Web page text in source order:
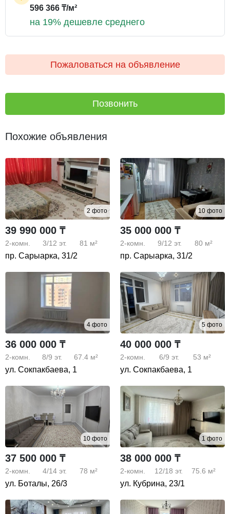
596 366 ₸/м²
на 19% дешевле среднего
Пожаловаться на объявление
Позвонить
Похожие объявления
2 фото
39 990 000 ₸
2-комн. 3/12 эт. 81 м²
пр. Сарыарка, 31/2
10 фото
35 000 000 ₸
2-комн. 9/12 эт. 80 м²
пр. Сарыарка, 31/2
4 фото
36 000 000 ₸
2-комн. 8/9 эт. 67.4 м²
ул. Сокпакбаева, 1
5 фото
40 000 000 ₸
2-комн. 6/9 эт. 53 м²
ул. Сокпакбаева, 1
10 фото
37 500 000 ₸
2-комн. 4/14 эт. 78 м²
ул. Боталы, 26/3
1 фото
38 000 000 ₸
2-комн. 12/18 эт. 75.6 м²
ул. Кубрина, 23/1